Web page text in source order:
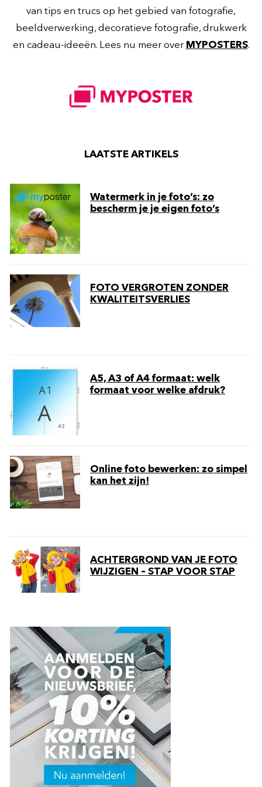
van tips en trucs op het gebied van fotografie,
beeldverwerking, decoratieve fotografie, drukwerk
en cadeau-ideeën. Lees nu meer over MYPOSTERS.
LAATSTE ARTIKELS
Watermerk in je foto’s: zo
bescherm je je eigen foto’s
FOTO VERGROTEN ZONDER
KWALITEITSVERLIES
A5, A3 of A4 formaat: welk
formaat voor welke afdruk?
Online foto bewerken: zo simpel
kan het zijn!
ACHTERGROND VAN JE FOTO
WIJZIGEN – STAP VOOR STAP